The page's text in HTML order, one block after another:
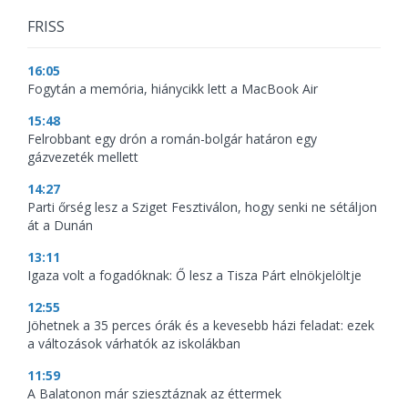
FRISS
16:05
Fogytán a memória, hiánycikk lett a MacBook Air
15:48
Felrobbant egy drón a román-bolgár határon egy
gázvezeték mellett
14:27
Parti őrség lesz a Sziget Fesztiválon, hogy senki ne sétáljon
át a Dunán
13:11
Igaza volt a fogadóknak: Ő lesz a Tisza Párt elnökjelöltje
12:55
Jöhetnek a 35 perces órák és a kevesebb házi feladat: ezek
a változások várhatók az iskolákban
11:59
A Balatonon már sziesztáznak az éttermek